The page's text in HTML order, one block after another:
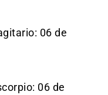
06 de
06 de